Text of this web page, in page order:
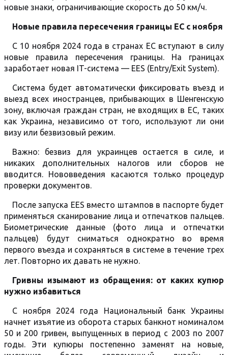
новые знаки, ограничивающие скорость до 50 км/ч.
Новые правила пересечения границы ЕС с ноября
С 10 ноября 2024 года в странах ЕС вступают в силу
новые правила пересечения границы. На границах
заработает новая IT-система — EES (Entry/Exit System).
Система будет автоматически фиксировать въезд и
выезд всех иностранцев, прибывающих в Шенгенскую
зону, включая граждан стран, не входящих в ЕС, таких
как Украина, независимо от того, используют ли они
визу или безвизовый режим.
Важно: безвиз для украинцев остается в силе, и
никаких дополнительных налогов или сборов не
вводится. Нововведения касаются только процедур
проверки документов.
После запуска EES вместо штампов в паспорте будет
применяться сканирование лица и отпечатков пальцев.
Биометрические данные (фото лица и отпечатки
пальцев) будут сниматься однократно во время
первого въезда и сохраняться в системе в течение трех
лет. Повторно их давать не нужно.
Гривны изымают из обращения: от каких купюр
нужно избавиться
С ноября 2024 года Национальный банк Украины
начнет изъятие из оборота старых банкнот номиналом
50 и 200 гривен, выпущенных в период с 2003 по 2007
годы. Эти купюры постепенно заменят на новые,